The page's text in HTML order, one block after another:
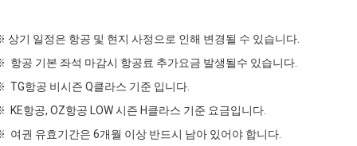
상기 일정은 항공 및 현지 사정으로 인해 변경될 수 있습니다.
항공 기본 좌석 마감시 항공료 추가요금 발생될수 있습니다.
TG항공 비시즌 Q클라스 기준 입니다.
KE항공, OZ항공 LOW 시즌 H클라스 기준 요금입니다.
여권 유효기간은 6개월 이상 반드시 남아 있어야 합니다.